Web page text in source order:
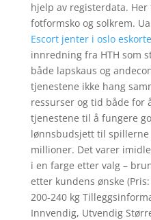
hjelp av registerdata.
fotformsko og solkrem.
Escort jenter i oslo
innredning fra HTH som
både lapskaus og
tjenestene ikke hang
ressurser og tid både for
tjenestene til å fungere
lønnsbudsjett til
millioner. Det varer
i en farge etter valg –
etter kundens ønske
200-240 kg
Innvendig, Utvendig